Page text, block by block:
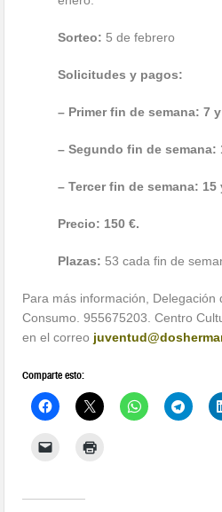
Sorteo: 5 de febrero
Solicitudes y pagos:
– Primer fin de semana: 7
– Segundo fin de semana:
– Tercer fin de semana: 15
Precio: 150 €.
Plazas: 53 cada fin de
Para más información, Delegación
Consumo. 955675203. Centro
en el correo
Comparte esto: